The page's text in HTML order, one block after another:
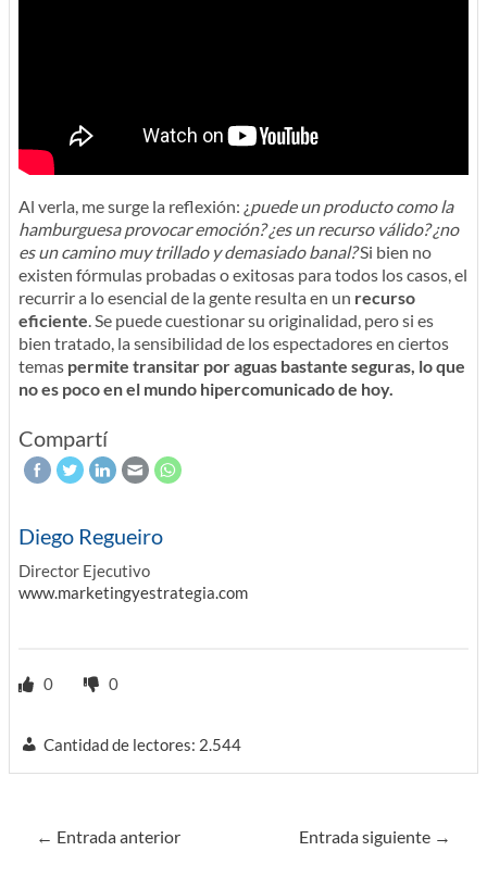
Al verla, me surge la reflexión: ¿puede un producto como la
hamburguesa provocar emoción? ¿es un recurso válido? ¿no
es un camino muy trillado y demasiado banal?Si bien no
existen fórmulas probadas o exitosas para todos los casos, el
recurrir a lo esencial de la gente resulta en un recurso
eficiente. Se puede cuestionar su originalidad, pero si es
bien tratado, la sensibilidad de los espectadores en ciertos
temas permite transitar por aguas bastante seguras, lo que
no es poco en el mundo hipercomunicado de hoy.
Compartí
Diego Regueiro
Director Ejecutivo
www.marketingyestrategia.com
0 0
Cantidad de lectores: 2.544
Navegación
← Entrada anterior Entrada siguiente →